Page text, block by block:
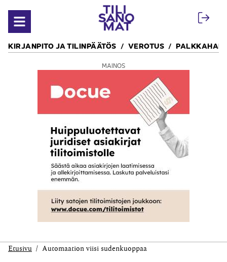
Avaa valikko
KIRJANPITO JA TILINPÄÄTÖS VEROTUS
MAINOS
Etusivu Automaation viisi sudenkuoppaa